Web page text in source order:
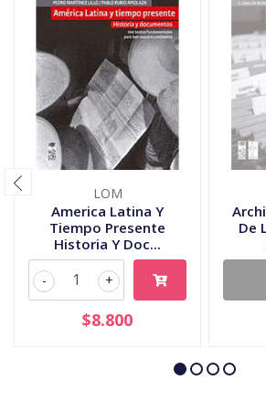
LOM
America Latina Y
Tiempo Presente
Historia Y Doc...
+
-
$8.800
De